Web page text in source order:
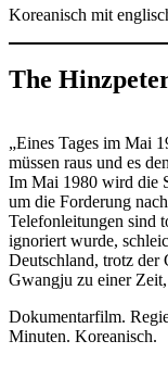
Koreanisch mit
The
„Eines Tages im Mai
müssen raus und es
Im Mai 1980 wird die
um die Forderung
Telefonleitungen sind
ignoriert wurde,
Deutschland, trotz der
Gwangju zu einer
Dokumentarfilm.
Minuten. Koreanisch.